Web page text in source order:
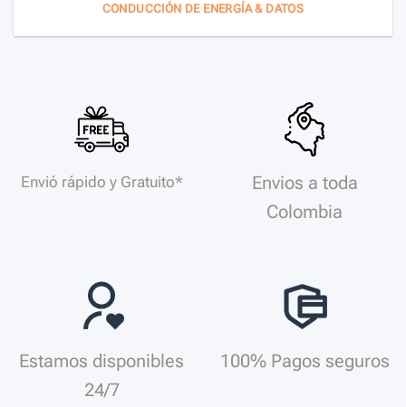
CONDUCCIÓN DE ENERGÍA & DATOS
Envió rápido y Gratuito*
Envios a toda
Colombia
Estamos disponibles
24/7
100% Pagos seguros